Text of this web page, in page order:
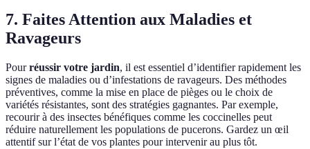
7. Faites Attention aux Maladies et
Ravageurs
Pourréussir votre jardin, il est essentiel d’identifier rapidement les
signes de maladies ou d’infestations de ravageurs. Des méthodes
préventives, comme la mise en place de pièges ou le choix de
variétés résistantes, sont des stratégies gagnantes. Par exemple,
recourir à des insectes bénéfiques comme les coccinelles peut
réduire naturellement les populations de pucerons. Gardez un œil
attentif sur l’état de vos plantes pour intervenir au plus tôt.